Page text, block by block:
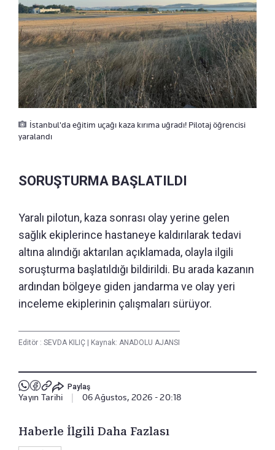
İstanbul'da eğitim uçağı kaza kırıma uğradı! Pilotaj öğrencisi
yaralandı
SORUŞTURMA BAŞLATILDI
Yaralı pilotun, kaza sonrası olay yerine gelen
sağlık ekiplerince hastaneye kaldırılarak tedavi
altına alındığı aktarılan açıklamada, olayla ilgili
soruşturma başlatıldığı bildirildi. Bu arada kazanın
ardından bölgeye giden jandarma ve olay yeri
inceleme ekiplerinin çalışmaları sürüyor.
Editör : SEVDA KILIÇ Kaynak: ANADOLU AJANSI
Paylaş
Yayın Tarihi 06 Ağustos, 2026 - 20:18
Haberle İlgili Daha Fazlası